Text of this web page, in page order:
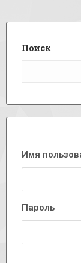
Поиск
Имя
Пароль